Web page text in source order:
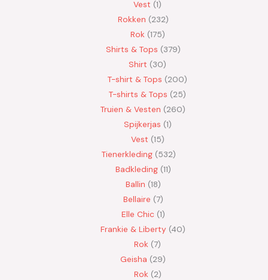
Vest 1
Rokken 232
Rok 175
Shirts & Tops 379
Shirt
30
T-shirt & Tops
200
T-shirts & Tops
25
Truien & Vesten
260
Spijkerjas 1
Vest 15
Tienerkleding 532
Badkleding 11
Ballin 18
Bellaire 7
Elle Chic 1
Frankie & Liberty 40
Rok 7
Geisha
29
Rok 2